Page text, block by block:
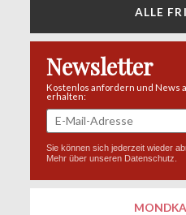
ALLE
Newsletter
Kostenlos anfordern und News
erhalten:
Sie können sich jederzeit wieder
Mehr über unseren Datenschutz